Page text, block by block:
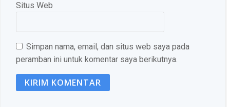
Situs Web
Simpan nama, email, dan situs web saya pada
peramban ini untuk komentar saya berikutnya.